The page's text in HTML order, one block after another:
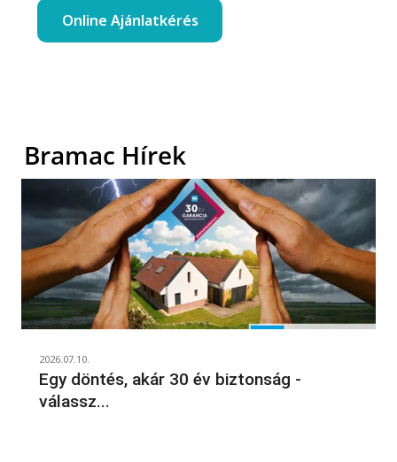
Online Ajánlatkérés
Bramac Hírek
2026.07.10.
Egy döntés, akár 30 év biztonság -
válassz...